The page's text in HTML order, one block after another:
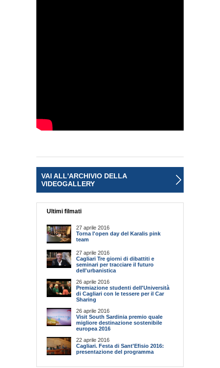
VAI ALL'ARCHIVIO DELLA
VIDEOGALLERY
Ultimi filmati
27 aprile 2016
Torna l'open day del Karalis pink
team
27 aprile 2016
Cagliari Tre giorni di dibattiti e
seminari per tracciare il futuro
dell'urbanistica
26 aprile 2016
Premiazione studenti dell'Università
di Cagliari con le tessere per il Car
Sharing
26 aprile 2016
Visit South Sardinia premio quale
migliore destinazione sostenibile
europea 2016
22 aprile 2016
Cagliari. Festa di Sant'Efisio 2016:
presentazione del programma